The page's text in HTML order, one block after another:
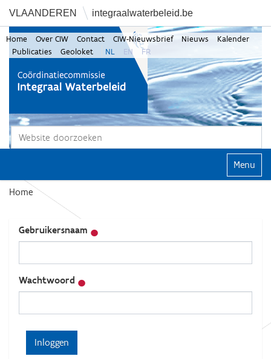
VLAANDEREN integraalwaterbeleid.be
Zoek
Home Over CIW Contact CIW-Nieuwsbrief Nieuws
Kalender
Publicaties
Geoloket NL EN FR
Klap
Home
Gebruikersnaam
Wachtwoord